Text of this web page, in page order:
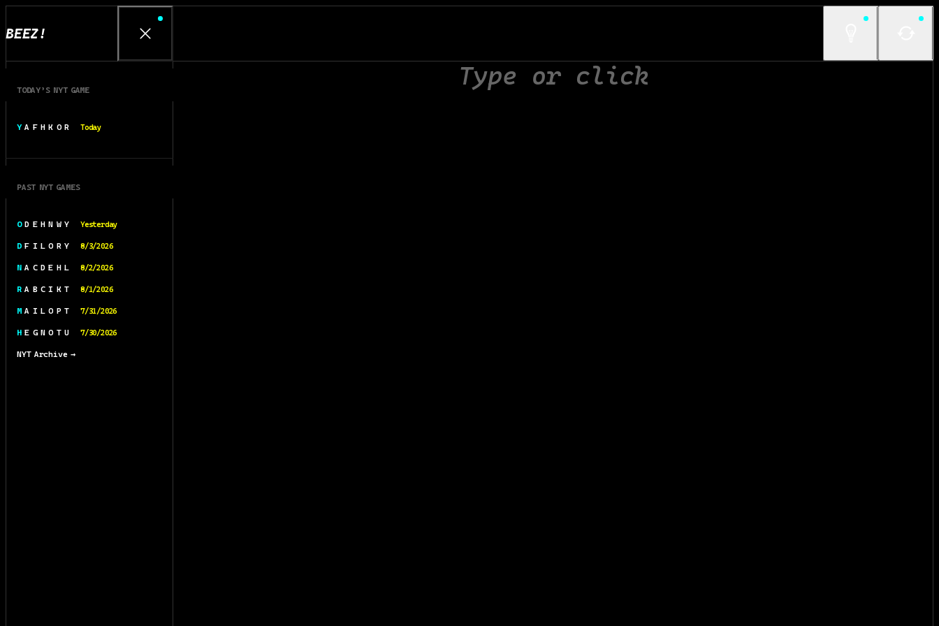
BEEZ!
TODAY’S NYT GAME
Y A F H K O R Today
PAST NYT GAMES
O D E H N W Y Yesterday
D F I L O R Y 8/3/2026
N A C D E H L 8/2/2026
R A B C I K T 8/1/2026
M A I L O P T 7/31/2026
H E G N O T U 7/30/2026
NYT Archive →